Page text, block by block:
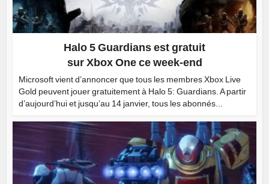
Halo 5 Guardians est gratuit
sur Xbox One ce week-end
Microsoft vient d’annoncer que tous les membres Xbox Live
Gold peuvent jouer gratuitement à Halo 5: Guardians. A partir
d’aujourd’hui et jusqu’au 14 janvier, tous les abonnés...